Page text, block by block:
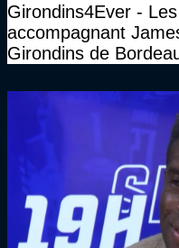
Girondins4Ever -
accompagnant
Girondins de